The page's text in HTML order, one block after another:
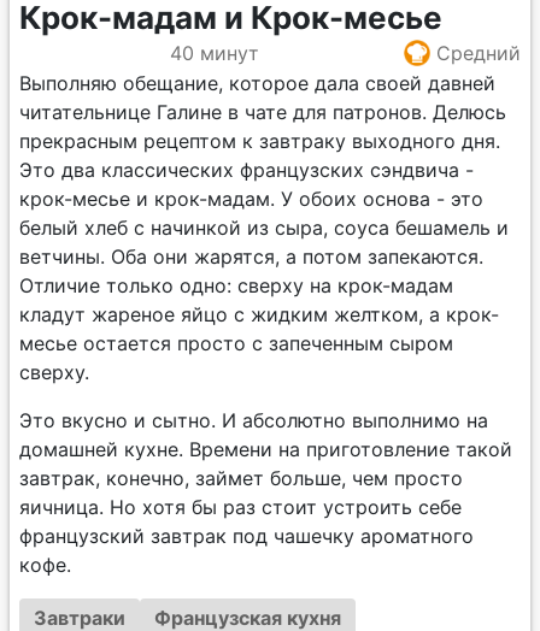
Крок-мадам и Крок-месье
40 минут
Средний
Выполняю обещание, которое дала своей давней
читательнице Галине в чате для патронов. Делюсь
прекрасным рецептом к завтраку выходного дня.
Это два классических французских сэндвича -
крок-месье и крок-мадам. У обоих основа - это
белый хлеб с начинкой из сыра, соуса бешамель и
ветчины. Оба они жарятся, а потом запекаются.
Отличие только одно: сверху на крок-мадам
кладут жареное яйцо с жидким желтком, а крок-
месье остается просто с запеченным сыром
сверху.
Это вкусно и сытно. И абсолютно выполнимо на
домашней кухне. Времени на приготовление такой
завтрак, конечно, займет больше, чем просто
яичница. Но хотя бы раз стоит устроить себе
французский завтрак под чашечку ароматного
кофе.
Завтраки
Французская кухня